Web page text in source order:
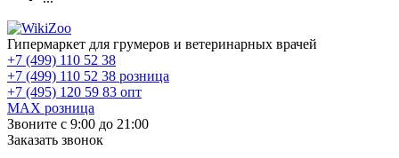
Гипермаркет для грумеров и ветеринарных врачей
+7 (499) 110 52 38
+7 (499) 110 52 38 розница
+7 (495) 120 59 83 опт
MAX розница
Звоните с 9:00 до 21:00
Заказать звонок